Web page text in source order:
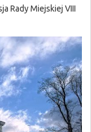
Rady Miejskiej VIII